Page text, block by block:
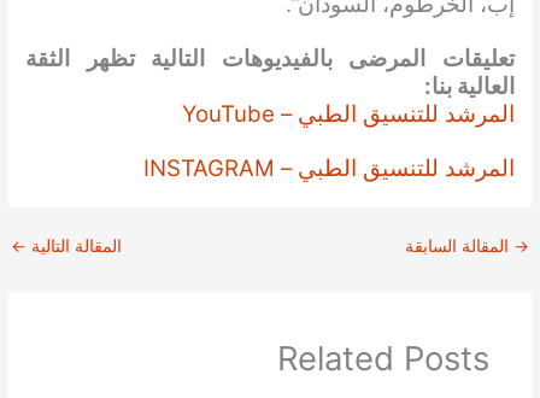
تعليقات المرضى بالفيديوهات التالية تظهر الثقة
العالية بنا:
المرشد للتنسيق الطبي – YouTube
المرشد للتنسيق الطبي – INSTAGRAM
→ المقالة السابقة المقالة التالية ←
Related Posts